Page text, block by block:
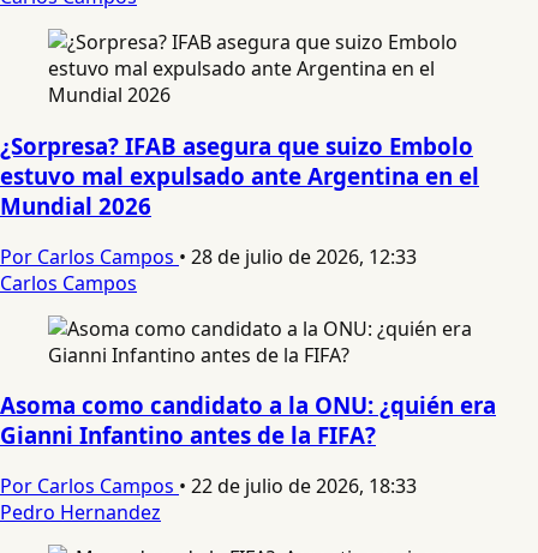
¿Sorpresa? IFAB asegura que suizo Embolo
estuvo mal expulsado ante Argentina en el
Mundial 2026
Por Carlos Campos • 28 de julio de 2026, 12:33
Carlos Campos
Asoma como candidato a la ONU: ¿quién era
Gianni Infantino antes de la FIFA?
Por Carlos Campos • 22 de julio de 2026, 18:33
Pedro Hernandez